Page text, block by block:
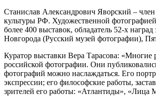
Станислав Александрович Яворский –
культуры РФ. Художественной
более 400 выставок, обладатель 52-х
Новгорода (Русский музей фотографии),
Куратор выставки Вера Тарасова: «Многие
российской фотографии. Они
фотографий можно наслаждаться. Его
экспрессии; его философские работы,
зрителей его работы: «Атлантиды»,